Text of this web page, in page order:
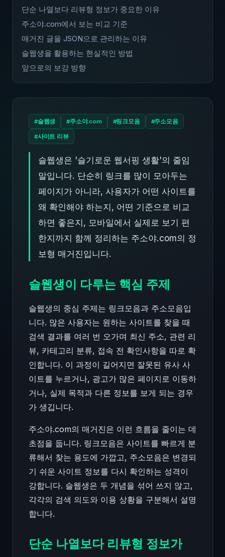
단순 나열보다 리뷰형 정보가 중요한 이유
주소야.com에서 보는 비교 기준
매거진 글을 JSON으로 관리하는 이유
슬웹생을 활용하는 현실적인 방법
앞으로의 보강 방향
#슬웹생 #주소야.com #링크모음 #주소모음
#사이트 리뷰
슬웹생은 '슬기로운 웹서핑 생활'의 줄임
말입니다. 단순히 링크를 많이 모아두는
페이지가 아니라, 사용자가 어떤 사이트를
왜 확인해야 하는지, 어떤 기준으로 비교
하면 좋은지, 모바일에서 실제로 보기 편
한지까지 함께 정리하는 주소야.com의 정
보형 매거진입니다.
슬웹생이 다루는 핵심 주제
슬웹생의 중심 주제는 링크모음과 주소모음입
니다. 많은 사용자는 원하는 사이트를 찾을 때
검색 결과를 여러 번 오가며 최신 주소, 관련 리
뷰, 카테고리 분류, 접속 전 확인사항을 따로 확
인합니다. 이 과정이 길어지면 잘못된 유사 사
이트를 누르거나, 광고가 많은 페이지로 이동하
거나, 실제 목적과 다른 정보를 보게 되는 경우
가 생깁니다.
주소야.com의 매거진은 이런 흐름을 줄이는 데
초점을 둡니다. 링크모음은 사이트를 빠르게 분
류해서 찾는 용도에 가깝고, 주소모음은 변경되
기 쉬운 사이트 정보를 다시 확인하는 성격이
강합니다. 슬웹생은 두 개념을 섞어 쓰지 않고,
각각의 검색 의도와 이용 상황을 구분해서 설명
합니다.
단순 나열보다 리뷰형 정보가